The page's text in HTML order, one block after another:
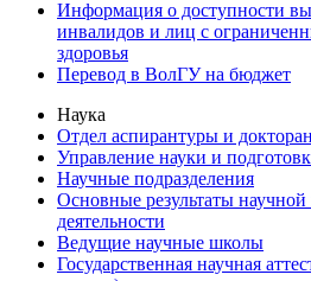
Информация о доступности
инвалидов и лиц с
здоровья
Перевод в ВолГУ на бюджет
Наука
Отдел аспирантуры и
Управление науки и
Научные подразделения
Основные результаты
деятельности
Ведущие научные школы
Государственная научная